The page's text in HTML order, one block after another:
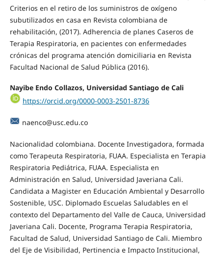
Criterios en el retiro de los suministros de oxígeno
subutilizados en casa en Revista colombiana de
rehabilitación, (2017). Adherencia de planes Caseros de
Terapia Respiratoria, en pacientes con enfermedades
crónicas del programa atención domiciliaria en Revista
Facultad Nacional de Salud Pública (2016).
Nayibe Endo Collazos, Universidad Santiago de Cali
https://orcid.org/0000-0003-2501-8736
naenco@usc.edu.co
Nacionalidad colombiana. Docente Investigadora, formada
como Terapeuta Respiratoria, FUAA. Especialista en Terapia
Respiratoria Pediátrica, FUAA. Especialista en
Administración en Salud, Universidad Javeriana Cali.
Candidata a Magister en Educación Ambiental y Desarrollo
Sostenible, USC. Diplomado Escuelas Saludables en el
contexto del Departamento del Valle de Cauca, Universidad
Javeriana Cali. Docente, Programa Terapia Respiratoria,
Facultad de Salud, Universidad Santiago de Cali. Miembro
del Eje de Visibilidad, Pertinencia e Impacto Institucional,